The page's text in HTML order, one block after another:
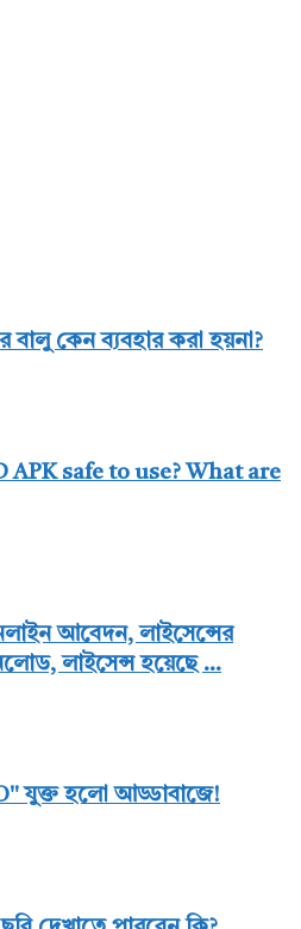
বালু কেন ব্যবহার করা হয়না?
APK safe to use? What are
আবেদন, লাইসেন্সের
লাইসেন্স হয়েছে ...
যুক্ত হলো আড্ডাবাজে!